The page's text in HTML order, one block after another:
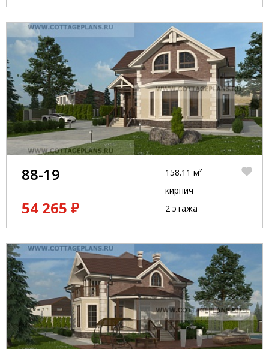
88-19
54 265 ₽
158.11 м²
кирпич
2 этажа